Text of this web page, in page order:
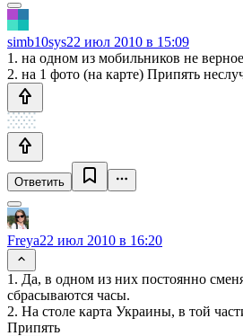
simb10sys22 июл 2010 в 15:09
1. на одном из мобильников не
2. на 1 фото (на карте) Припять
Ответить
Freya22 июл 2010 в 16:20
1. Да, в одном из них постоянно
сбрасываются часы.
2. На столе карта Украины, в той
Припять